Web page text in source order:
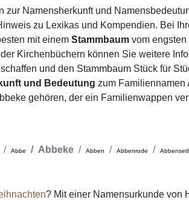
zur Namensherkunft und
zu Lexikas und Kompendien. Bei
mit einemStammbaum vom
Kirchenbüchern können Sie weitere
und den Stammbaum Stück für
und Bedeutung zum Familiennamen
gehören, der ein Familienwappen
Abbe Abbeke Abben Abbenrode
? Mit einer Namensurkunde von